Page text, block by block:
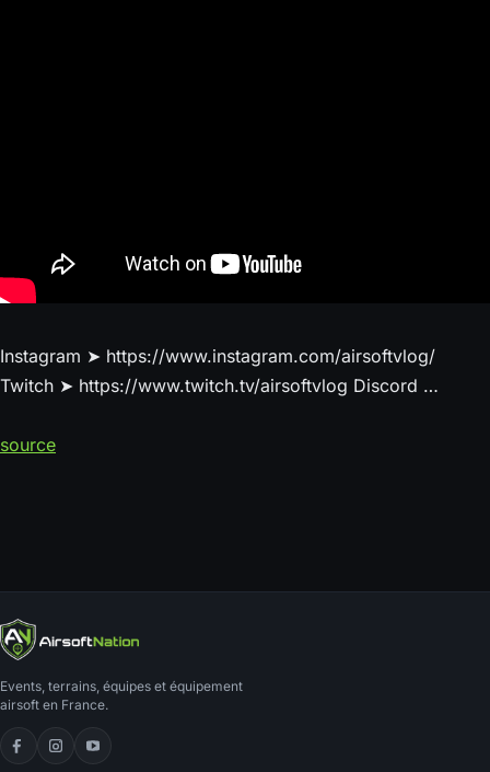
Instagram ➤ https://www.instagram.com/airsoftvlog/
Twitch ➤ https://www.twitch.tv/airsoftvlog Discord …
source
Events, terrains, équipes et équipement
airsoft en France.
Facebook
Instagram
YouTube